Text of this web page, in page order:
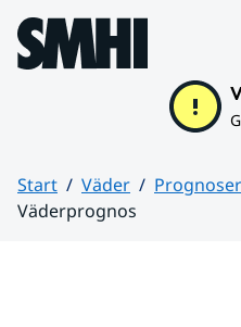
Hoppa till sidans innehåll
Start Väder
Väderprognos